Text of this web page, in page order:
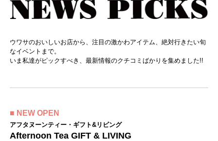
ウワサのおいしいお店から、注目の激かわアイテム、絶対行きたい旬
なイベントまで。
いま私達がピックすべき、最新情報のクチコミばかりを集めました!!
■ NEW OPEN
アフタヌーンティー・ギフト&リビング
Afternoon Tea GIFT & LIVING